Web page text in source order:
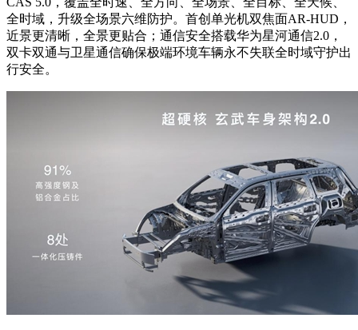
全时域，升级全场景六维防护。首创单光机双焦面AR-HUD，
近景更清晰，全景更贴合；通信安全搭载华为星河通信2.0，
双卡双通与卫星通信确保极端环境车辆永不失联全时域守护出
行安全。